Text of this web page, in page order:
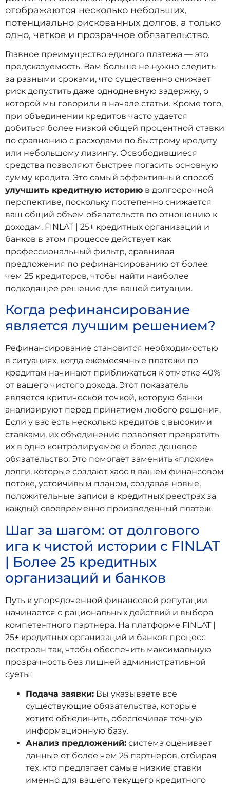
отображаются несколько небольших,
потенциально рискованных долгов, а только
одно, четкое и прозрачное обязательство.
Главное преимущество единого платежа — это
предсказуемость. Вам больше не нужно следить
за разными сроками, что существенно снижает
риск допустить даже однодневную задержку, о
которой мы говорили в начале статьи. Кроме того,
при объединении кредитов часто удается
добиться более низкой общей процентной ставки
по сравнению с расходами по быстрому кредиту
или небольшому лизингу. Освободившиеся
средства позволяют быстрее погасить основную
сумму кредита. Это самый эффективный способ
улучшить кредитную историю в долгосрочной
перспективе, поскольку постепенно снижается
ваш общий объем обязательств по отношению к
доходам. FINLAT | 25+ кредитных организаций и
банков в этом процессе действует как
профессиональный фильтр, сравнивая
предложения по рефинансированию от более
чем 25 кредиторов, чтобы найти наиболее
подходящее решение для вашей ситуации.
Когда рефинансирование
является лучшим решением?
Рефинансирование становится необходимостью
в ситуациях, когда ежемесячные платежи по
кредитам начинают приближаться к отметке 40%
от вашего чистого дохода. Этот показатель
является критической точкой, которую банки
анализируют перед принятием любого решения.
Если у вас есть несколько кредитов с высокими
ставками, их объединение позволяет превратить
их в одно контролируемое и более дешевое
обязательство. Это помогает заменить «плохие»
долги, которые создают хаос в вашем финансовом
потоке, устойчивым планом, создавая новые,
положительные записи в кредитных реестрах за
каждый своевременно произведенный платеж.
Шаг за шагом: от долгового
ига к чистой истории с FINLAT
| Более 25 кредитных
организаций и банков
Путь к упорядоченной финансовой репутации
начинается с рациональных действий и выбора
компетентного партнера. На платформе FINLAT |
25+ кредитных организаций и банков процесс
построен так, чтобы обеспечить максимальную
прозрачность без лишней административной
суеты:
Подача заявки: Вы указываете все
существующие обязательства, которые
хотите объединить, обеспечивая точную
информационную базу.
Анализ предложений: система оценивает
данные от более чем 25 партнеров, отбирая
тех, кто предлагает самые низкие ставки
именно для вашего текущего кредитного